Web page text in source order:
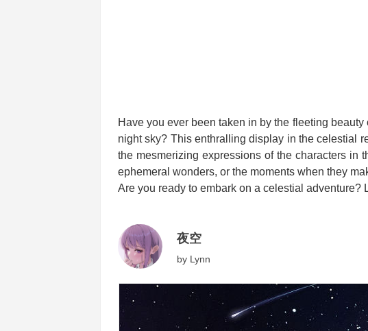
Have you ever been taken in by the fleeting
night sky? This enthralling display in the celestial
the mesmerizing expressions of the characters in
ephemeral wonders, or the moments when they
Are you ready to embark on a celestial adventure?
夜空
by Lynn